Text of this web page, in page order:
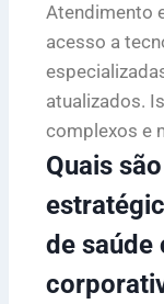
Atendimento
acesso a
atualizados.
complexos e
Quais
de